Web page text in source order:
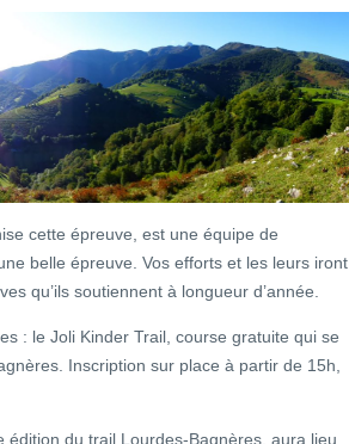
cette épreuve, est une équipe de
belle épreuve. Vos efforts et les leurs iront
qu’ils soutiennent à longueur d’année.
: le Joli Kinder Trail, course gratuite qui se
Inscription sur place à partir de 15h,
du trail Lourdes-Bagnères, aura lieu